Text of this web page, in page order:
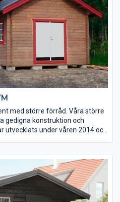
med större förråd. Våra större
gedigna konstruktion och
under våren 2014 och